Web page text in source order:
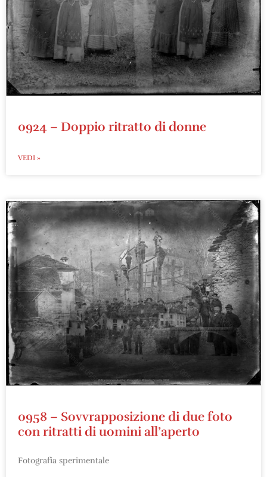
0924 – Doppio ritratto di donne
VEDI »
0958 – Sovvrapposizione di due foto
con ritratti di uomini all’aperto
Fotografia sperimentale